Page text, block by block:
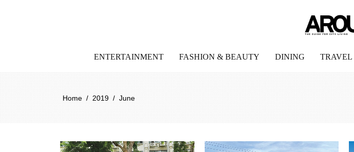
ENTERTAINMENT FASHION & BEAUTY DINING TRAVEL
Home / 2019 / June